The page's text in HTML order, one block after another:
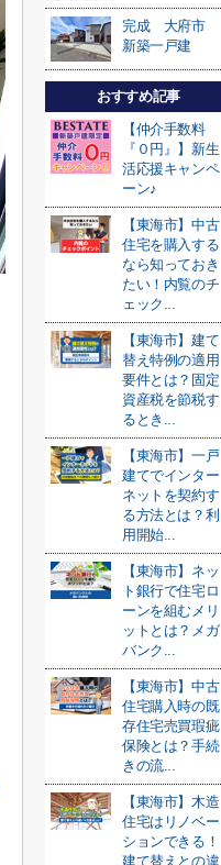
完成 大府市
新築一戸建
おすすめ記事
【仲介手数料
『０円』】新生
活応援キャンペ
ーン♪
【東海市】中古
住宅を購入する
なら知っておき
たい！内覧のチ
ェック...
【東海市】建て
替え特例の適用
要件とは？固定
資産税を節税す
るとき...
【東海市】一戸
建てでインター
ネットを契約す
る方法とは？利
用開始...
【東海市】ネッ
ト銀行で住宅ロ
ーンを組むメリ
ットとは？メガ
バンク...
【東海市】中古
住宅購入時の既
存住宅売買瑕疵
保険とは？手続
きの流...
【東海市】木造
住宅はリノベー
ションできる！
建て替えとの違